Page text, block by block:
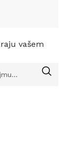
vašem